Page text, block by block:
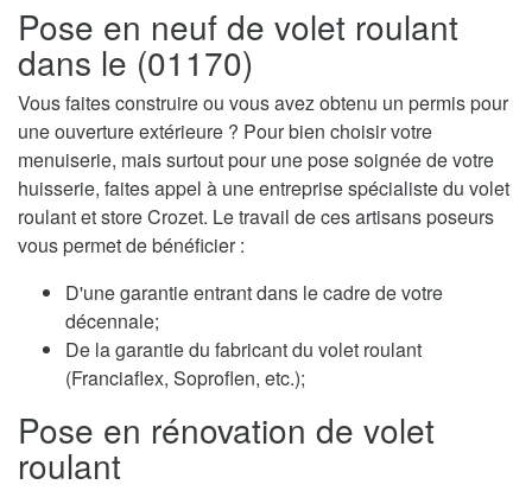
Pose en neuf de volet roulant
dans le (01170)
Vous faites construire ou vous avez obtenu un permis pour
une ouverture extérieure ? Pour bien choisir votre
menuiserie, mais surtout pour une pose soignée de votre
huisserie, faites appel à une entreprise spécialiste du volet
roulant et store Crozet. Le travail de ces artisans poseurs
vous permet de bénéficier :
D'une garantie entrant dans le cadre de votre
décennale;
De la garantie du fabricant du volet roulant
(Franciaflex, Soproflen, etc.);
Pose en rénovation de volet
roulant